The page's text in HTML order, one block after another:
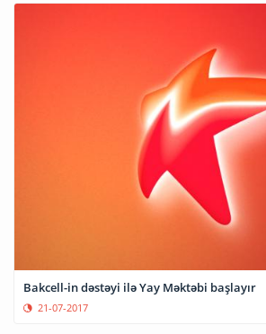
Bakcell-in dəstəyi ilə Yay Məktəbi başlayır
21-07-2017